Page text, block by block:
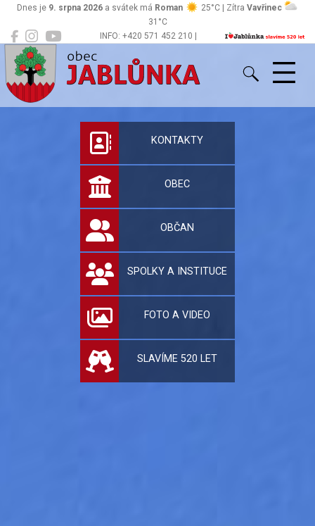
INFO: +420 571 452 210 |
Dnes je 9. srpna 2026 a svátek má Roman 25°C | Zítra Vavřinec
31°C
Jablůnka
Oficiální stránky
KONTAKTY
OBEC
OBČAN
SPOLKY A INSTITUCE
FOTO A VIDEO
SLAVÍME 520 LET